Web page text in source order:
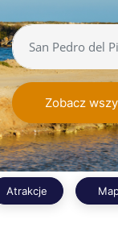
Zobacz
Atrakcje